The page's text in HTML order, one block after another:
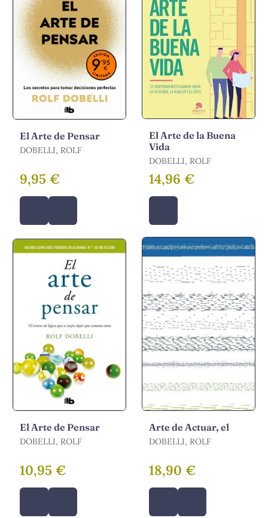
El Arte de Pensar
DOBELLI, ROLF
9,95 €
El Arte de la Buena
Vida
DOBELLI, ROLF
14,96 €
El Arte de Pensar
DOBELLI, ROLF
10,95 €
Arte de Actuar, el
DOBELLI, ROLF
18,90 €